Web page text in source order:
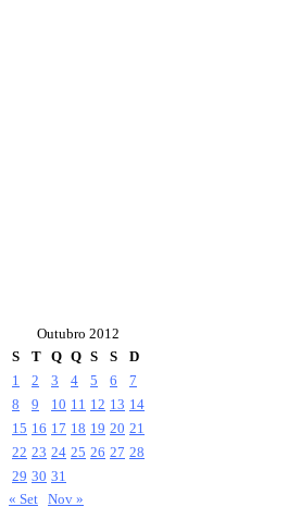
Outubro 2012
S
T Q Q S S
D
1
2 3 4 5 6
7
8
9 10 11 12 13 14
15 16 17 18 19 20 21
22 23 24 25 26 27 28
29 30 31
« Set Nov »